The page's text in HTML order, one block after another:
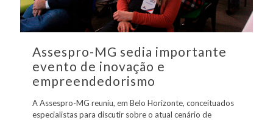
Assespro-MG sedia importante
evento de inovação e
empreendedorismo
A Assespro-MG reuniu, em Belo Horizonte, conceituados
especialistas para discutir sobre o atual cenário de